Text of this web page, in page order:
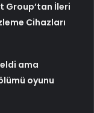
Group’tan İleri
Cihazları
ama
oyunu